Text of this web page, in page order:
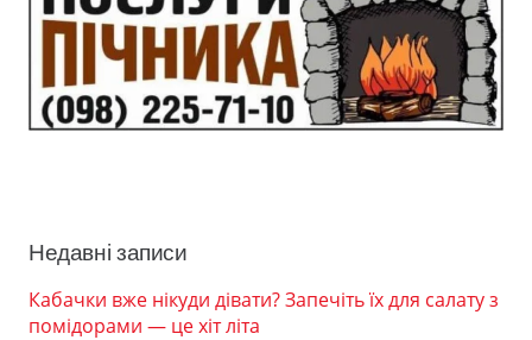
Недавні записи
Кабачки вже нікуди дівати? Запечіть їх для салату з
помідорами — це хіт літа